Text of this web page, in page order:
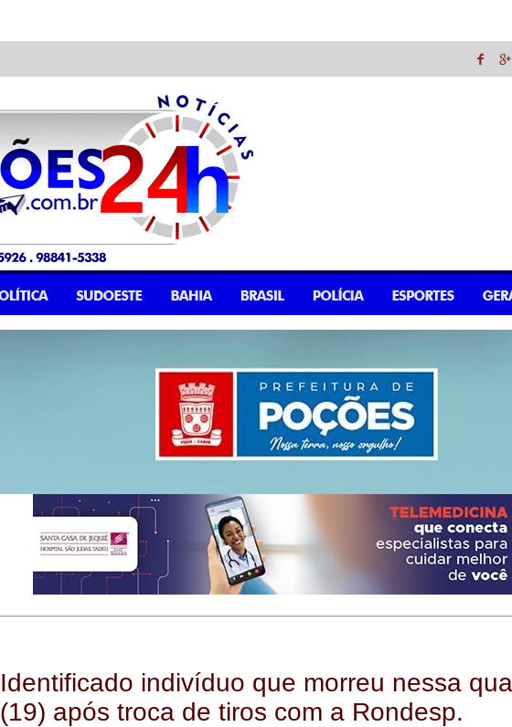
Identificado indivíduo que morreu nessa
(19) após troca de tiros com a Rondesp.